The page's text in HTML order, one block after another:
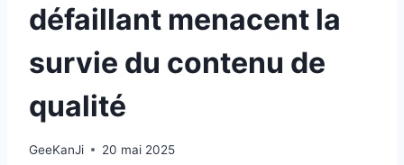
défaillant menacent la
survie du contenu de
qualité
GeeKanJi 20 mai 2025